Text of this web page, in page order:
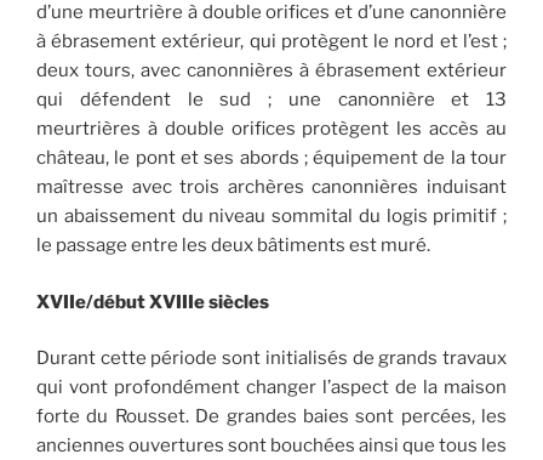
d’une meurtrière à double orifices et d’une canonnière
à ébrasement extérieur, qui protègent le nord et l’est ;
deux tours, avec canonnières à ébrasement extérieur
qui défendent le sud ; une canonnière et 13
meurtrières à double orifices protègent les accès au
château, le pont et ses abords ; équipement de la tour
maîtresse avec trois archères canonnières induisant
un abaissement du niveau sommital du logis primitif ;
le passage entre les deux bâtiments est muré.
XVIIe/début XVIIIe siècles
Durant cette période sont initialisés de grands travaux
qui vont profondément changer l’aspect de la maison
forte du Rousset. De grandes baies sont percées, les
anciennes ouvertures sont bouchées ainsi que tous les